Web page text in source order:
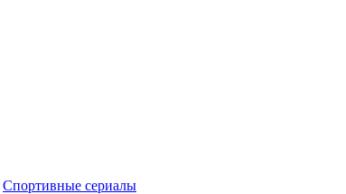
Спортивные сериалы